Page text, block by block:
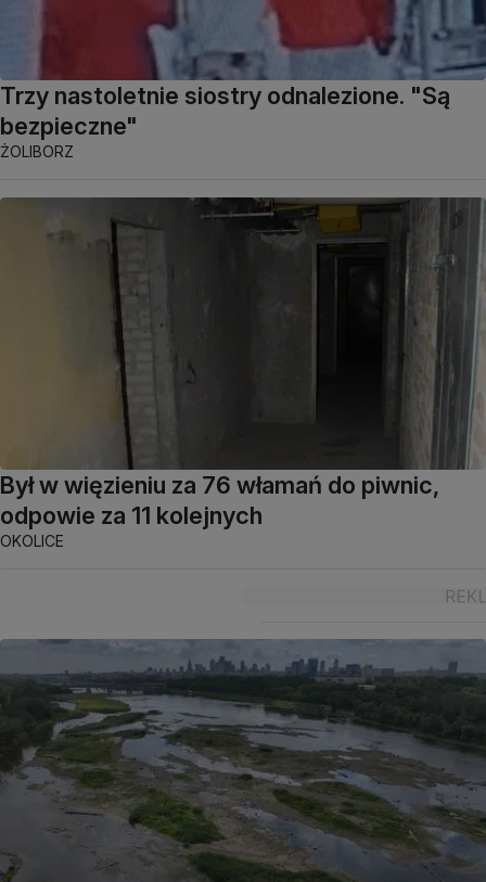
Trzy nastoletnie siostry odnalezione. "Są
bezpieczne"
ŻOLIBORZ
Był w więzieniu za 76 włamań do piwnic,
odpowie za 11 kolejnych
OKOLICE